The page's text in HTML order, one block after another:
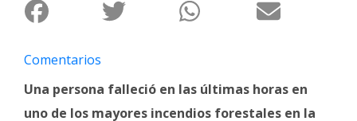
Fúnebres
Comentarios
Una persona falleció en las últimas horas en
uno de los mayores incendios forestales en la